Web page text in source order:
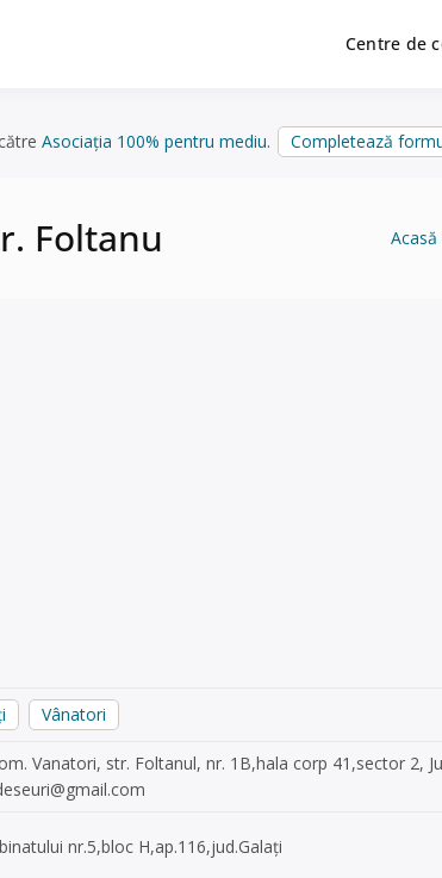
Centre de
Asociația 100% pentru mediu. Completează
Foltanu Acasă
Vânatori
Vanatori, str. Foltanul, nr. 1B,hala corp 41,sector 2,
nr.5,bloc H,ap.116,jud.Galați